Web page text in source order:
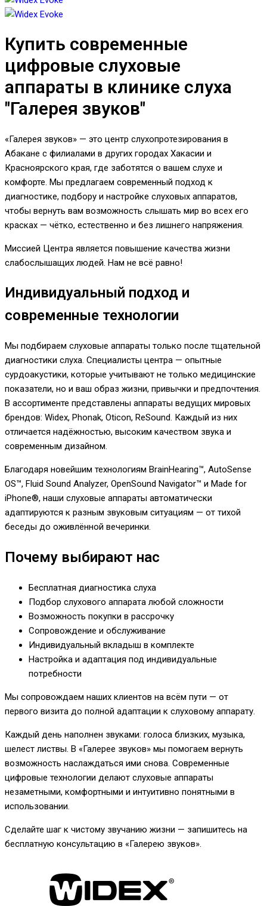
Купить современные
цифровые слуховые
аппараты в клинике слуха
"Галерея звуков"
«Галерея звуков» — это центр слухопротезирования в
Абакане с филиалами в других городах Хакасии и
Красноярского края, где заботятся о вашем слухе и
комфорте. Мы предлагаем современный подход к
диагностике, подбору и настройке слуховых аппаратов,
чтобы вернуть вам возможность слышать мир во всех его
красках — чётко, естественно и без лишнего напряжения.
Миссией Центра является повышение качества жизни
слабослышащих людей. Нам не всё равно!
Индивидуальный подход и
современные технологии
Мы подбираем слуховые аппараты только после тщательной
диагностики слуха. Специалисты центра — опытные
сурдоакустики, которые учитывают не только медицинские
показатели, но и ваш образ жизни, привычки и предпочтения.
В ассортименте представлены аппараты ведущих мировых
брендов: Widex, Phonak, Oticon, ReSound. Каждый из них
отличается надёжностью, высоким качеством звука и
современным дизайном.
Благодаря новейшим технологиям BrainHearing™, AutoSense
OS™, Fluid Sound Analyzer, OpenSound Navigator™ и Made for
iPhone®, наши слуховые аппараты автоматически
адаптируются к разным звуковым ситуациям — от тихой
беседы до оживлённой вечеринки.
Почему выбирают нас
Бесплатная диагностика слуха
Подбор слухового аппарата любой сложности
Возможность покупки в рассрочку
Сопровождение и обслуживание
Индивидуальный вкладыш в комплекте
Настройка и адаптация под индивидуальные
потребности
Мы сопровождаем наших клиентов на всём пути — от
первого визита до полной адаптации к слуховому аппарату.
Каждый день наполнен звуками: голоса близких, музыка,
шелест листвы. В «Галерее звуков» мы помогаем вернуть
возможность наслаждаться ими снова. Современные
цифровые технологии делают слуховые аппараты
незаметными, комфортными и интуитивно понятными в
использовании.
Сделайте шаг к чистому звучанию жизни — запишитесь на
бесплатную консультацию в «Галерею звуков».